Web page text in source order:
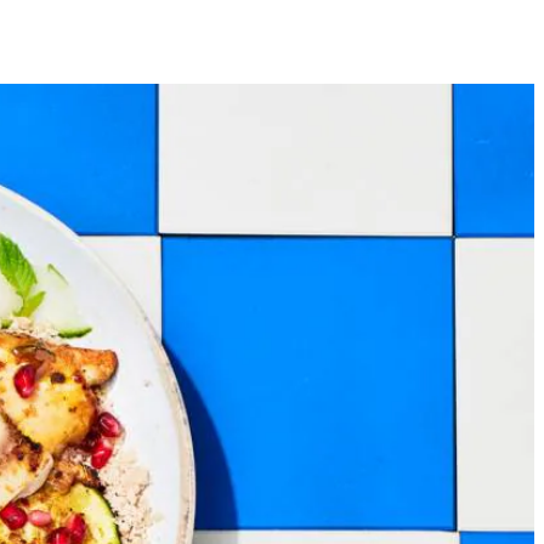
schoon en snijd in parten, snijd de courgettes in plakjes van 1 cm
de kip en de citroenparten ertussen. Verdeel over een met
de granaatappelpitjes.